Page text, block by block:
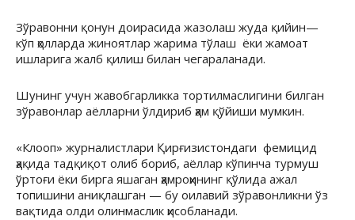
Зўравонни қонун доирасида жазолаш жуда қийин—
кўп ҳолларда жиноятлар жарима тўлаш ёки жамоат
ишларига жалб қилиш билан чегараланади.
Шунинг учун жавобгарликка тортилмаслигини билган
зўравонлар аёлларни ўлдириб ҳам қўйиши мумкин.
«Клооп» журналистлари Қирғизистондаги фемицид
ҳақида тадқиқот олиб бориб, аёллар кўпинча турмуш
ўртоғи ёки бирга яшаган ҳамроҳининг қўлида ажал
топишини аниқлашган — бу оилавий зўравонликни ўз
вақтида олди олинмаслик ҳисобланади.